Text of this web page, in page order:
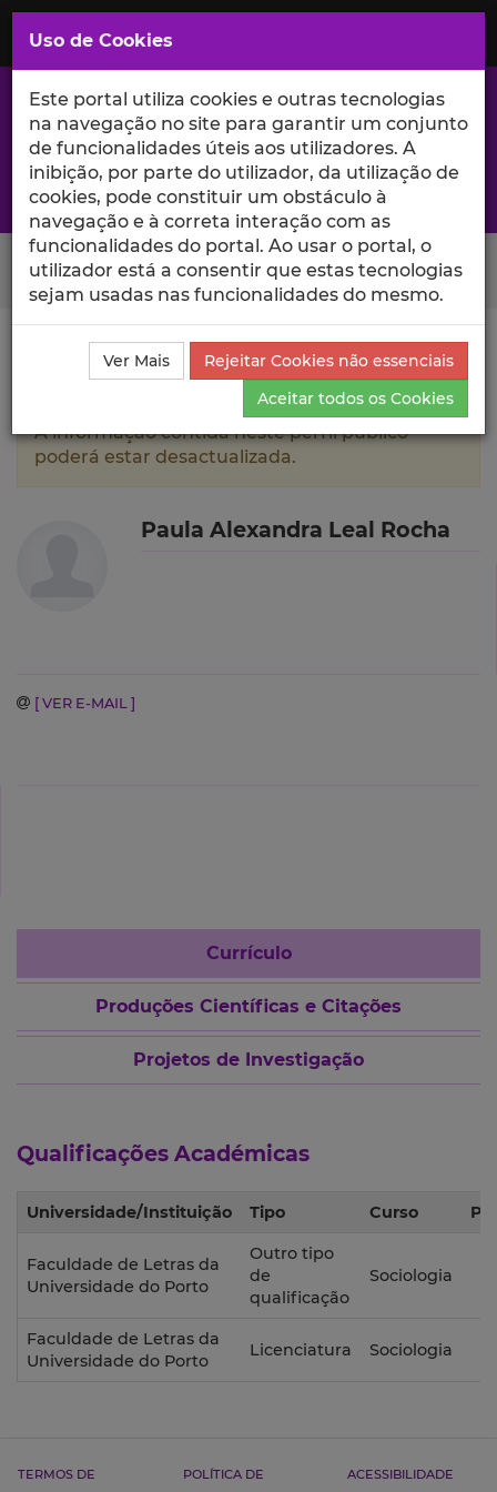
Saltar
para
Conteúdo
Principal
A excelência da investigação e ciência no Iscte
Search Button
Ciência_Iscte Autores
Paula Alexandra Leal Rocha
Currículo
A informação contida neste perfil público
poderá estar desactualizada.
Paula Alexandra Leal Rocha
[ VER E-MAIL ]
Currículo
Produções Científicas e Citações
Projetos de Investigação
Qualificações Académicas
Universidade/Instituição Tipo Curso
Faculdade de Letras da
Universidade do Porto
Outro tipo
de
qualificação
Sociologia
Faculdade de Letras da
Universidade do Porto
Licenciatura Sociologia
TERMOS DE
POLÍTICA DE
ACESSIBILIDADE
Uso de Cookies
Este portal utiliza cookies e outras tecnologias
na navegação no site para garantir um conjunto
de funcionalidades úteis aos utilizadores. A
inibição, por parte do utilizador, da utilização de
cookies, pode constituir um obstáculo à
navegação e à correta interação com as
funcionalidades do portal. Ao usar o portal, o
utilizador está a consentir que estas tecnologias
sejam usadas nas funcionalidades do mesmo.
Ver Mais
Rejeitar Cookies não essenciais
Aceitar todos os Cookies